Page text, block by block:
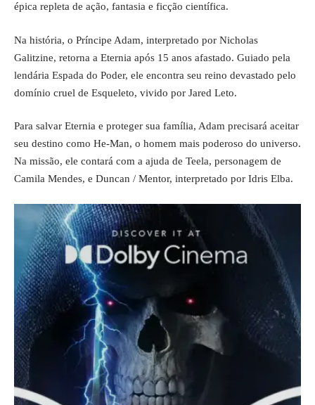
épica repleta de ação, fantasia e ficção científica.
Na história, o Príncipe Adam, interpretado por Nicholas
Galitzine, retorna a Eternia após 15 anos afastado. Guiado pela
lendária Espada do Poder, ele encontra seu reino devastado pelo
domínio cruel de Esqueleto, vivido por Jared Leto.
Para salvar Eternia e proteger sua família, Adam precisará aceitar
seu destino como He-Man, o homem mais poderoso do universo.
Na missão, ele contará com a ajuda de Teela, personagem de
Camila Mendes, e Duncan / Mentor, interpretado por Idris Elba.